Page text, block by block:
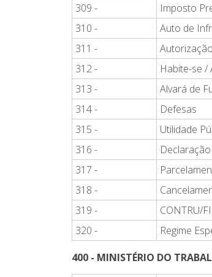
309 -
Imposto
310 -
Auto de
311 -
312 -
Habite-se /
313 -
Alvará de
314 -
Defesas
315 -
Utilidade
316 -
317 -
318 -
319 -
CONTRU/
320 -
Regime
400 - MINISTÉRIO DO